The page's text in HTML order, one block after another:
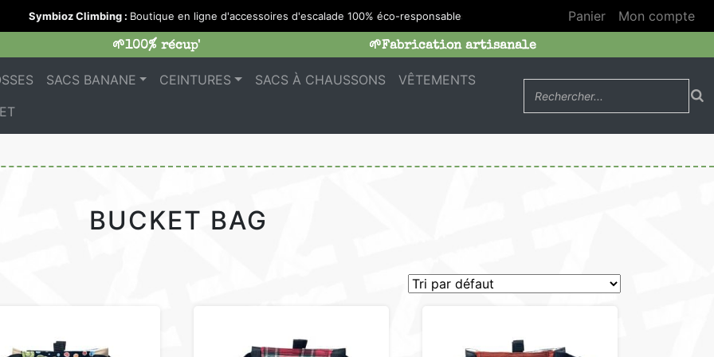
Symbioz Climbing :Boutique en ligne d'accessoires d'escalade 100% éco-responsables Panier
Mon compte
🌱100% récup' 🌱Fabrication artisanale
SACS BANANE CEINTURES SACS À CHAUSSONS
VÊTEMENTS
BUCKET BAG